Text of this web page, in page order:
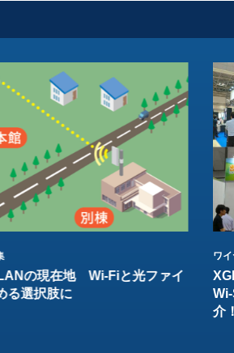
の現在地 Wi-Fiと光ファイ
る選択肢に
ワ
介